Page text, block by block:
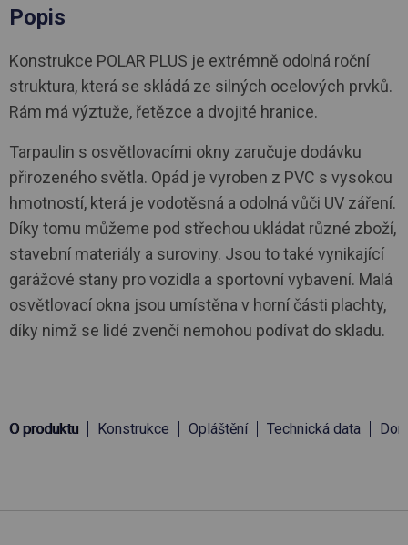
Popis
Konstrukce POLAR PLUS je extrémně odolná roční
struktura, která se skládá ze silných ocelových prvků.
Rám má výztuže, řetězce a dvojité hranice.
Tarpaulin s osvětlovacími okny zaručuje dodávku
přirozeného světla. Opád je vyroben z PVC s vysokou
hmotností, která je vodotěsná a odolná vůči UV záření.
Díky tomu můžeme pod střechou ukládat různé zboží,
stavební materiály a suroviny. Jsou to také vynikající
garážové stany pro vozidla a sportovní vybavení. Malá
osvětlovací okna jsou umístěna v horní části plachty,
díky nimž se lidé zvenčí nemohou podívat do skladu.
O produktu Konstrukce Opláštění Technická data